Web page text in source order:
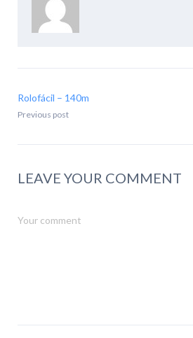
Rolofácil – 140m
Previous post
LEAVE YOUR COMMENT